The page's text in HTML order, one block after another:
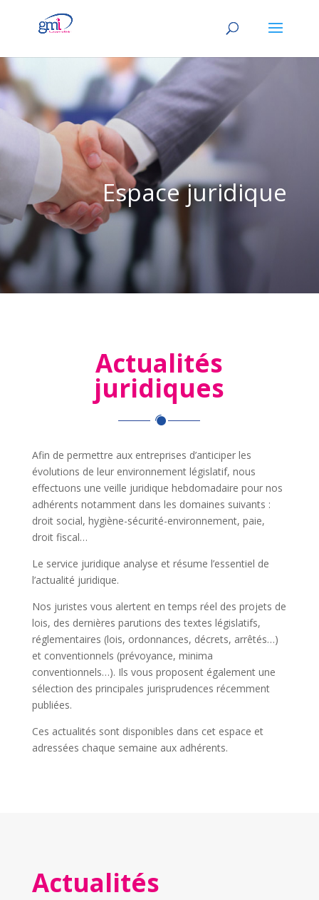
Espace juridique
Actualités
juridiques
Afin de permettre aux entreprises d’anticiper les
évolutions de leur environnement législatif, nous
effectuons une veille juridique hebdomadaire pour nos
adhérents notamment dans les domaines suivants :
droit social, hygiène-sécurité-environnement, paie,
droit fiscal…
Le service juridique analyse et résume l’essentiel de
l’actualité juridique.
Nos juristes vous alertent en temps réel des projets de
lois, des dernières parutions des textes législatifs,
réglementaires (lois, ordonnances, décrets, arrêtés…)
et conventionnels (prévoyance, minima
conventionnels…). Ils vous proposent également une
sélection des principales jurisprudences récemment
publiées.
Ces actualités sont disponibles dans cet espace et
adressées chaque semaine aux adhérents.
Actualités